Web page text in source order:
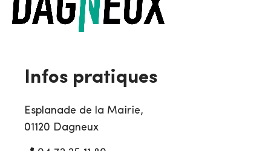
Infos pratiques
Esplanade de la Mairie,
01120 Dagneux